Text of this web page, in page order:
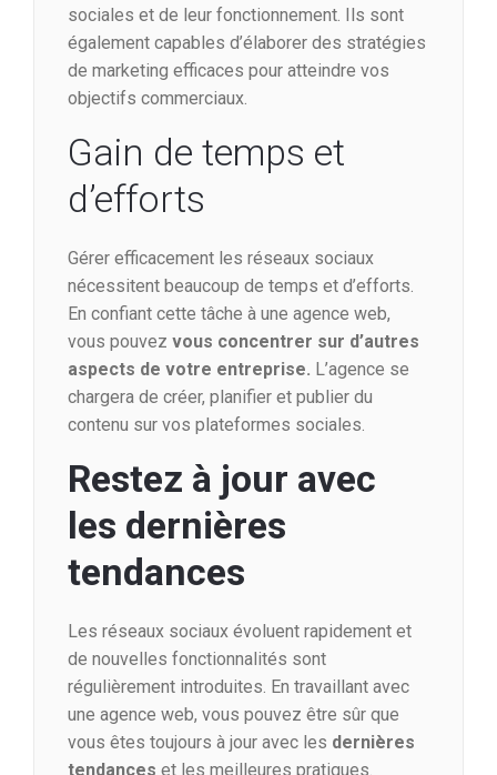
sociales et de leur fonctionnement. Ils sont
également capables d’élaborer des stratégies
de marketing efficaces pour atteindre vos
objectifs commerciaux.
Gain de temps et
d’efforts
Gérer efficacement les réseaux sociaux
nécessitent beaucoup de temps et d’efforts.
En confiant cette tâche à une agence web,
vous pouvez vous concentrer sur d’autres
aspects de votre entreprise. L’agence se
chargera de créer, planifier et publier du
contenu sur vos plateformes sociales.
Restez à jour avec
les dernières
tendances
Les réseaux sociaux évoluent rapidement et
de nouvelles fonctionnalités sont
régulièrement introduites. En travaillant avec
une agence web, vous pouvez être sûr que
vous êtes toujours à jour avec les dernières
tendances et les meilleures pratiques.